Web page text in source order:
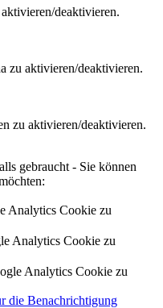
deaktivieren.
zu aktivieren/deaktivieren.
zu aktivieren/deaktivieren.
gebraucht - Sie können
Analytics Cookie zu
Analytics Cookie zu
Analytics Cookie zu
die Benachrichtigung